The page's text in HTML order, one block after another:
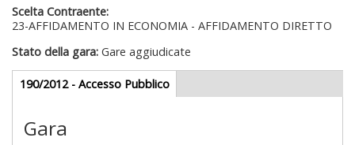
Scelta Contraente:
23-AFFIDAMENTO IN ECONOMIA - AFFIDAMENTO DIRETTO
Stato della gara: Gare aggiudicate
Gare appalti
190/2012 - Accesso Pubblico(scheda
attiva)
Gara